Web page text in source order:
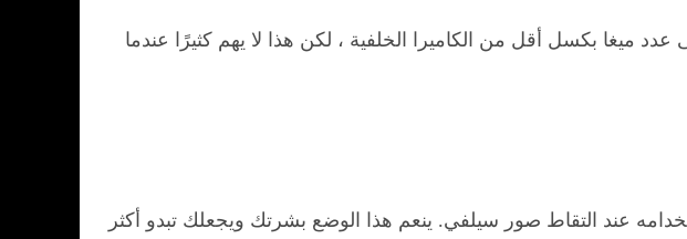
ميغا بكسل أقل من الكاميرا الخلفية ، لكن هذا لا يهم كثيرًا عندما
عند التقاط صور سيلفي. ينعم هذا الوضع بشرتك ويجعلك تبدو أكثر